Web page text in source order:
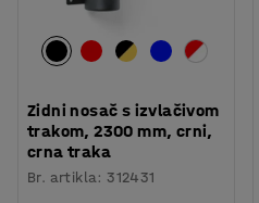
Zidni nosač s izvlačivom
trakom, 2300 mm, crni,
crna traka
Br. artikla:312431